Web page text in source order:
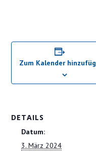
Zum Kalender
DETAILS
Datum:
3. März 2024